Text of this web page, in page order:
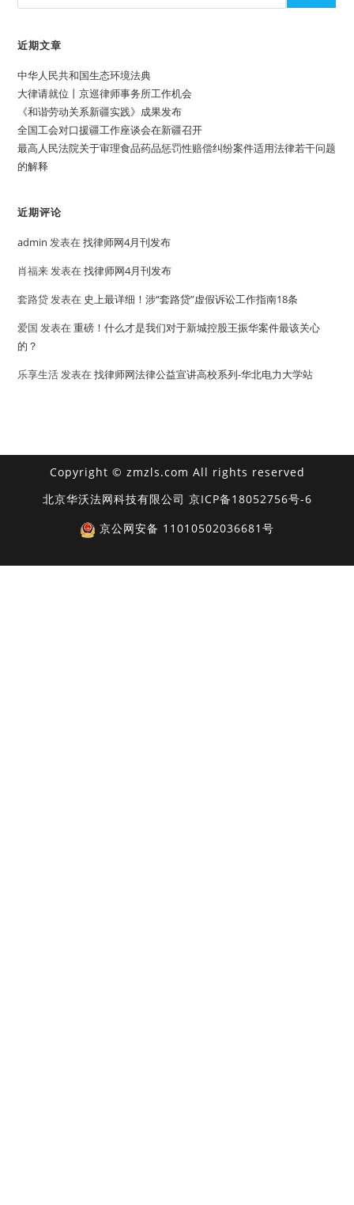
近期文章
中华人民共和国生态环境法典
大律请就位丨京巡律师事务所工作机会
《和谐劳动关系新疆实践》成果发布
全国工会对口援疆工作座谈会在新疆召开
最高人民法院关于审理食品药品惩罚性赔偿纠纷案件适用法律若干问题
的解释
近期评论
admin 发表在找律师网4月刊发布
肖福来发表在找律师网4月刊发布
套路贷发表在 史上最详细！涉“套路贷”虚假诉讼工作指南18条
爱国 发表在重磅！什么才是我们对于新城控股王振华案件最该关心
的？
乐享生活发表在找律师网法律公益宣讲高校系列-华北电力大学站
Copyright © zmzls.com All rights reserved
北京华沃法网科技有限公司 京ICP备18052756号-6
京公网安备 11010502036681号